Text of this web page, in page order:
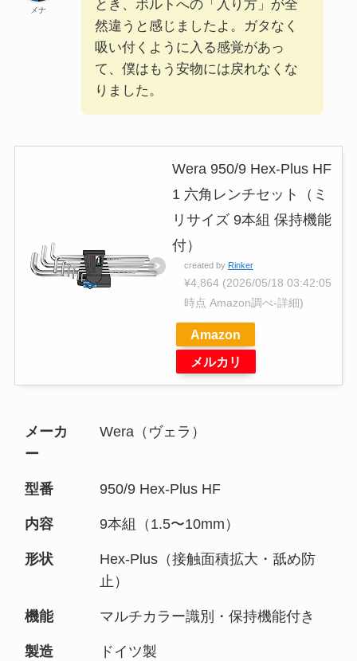
メナ
とき、ボルトへの「入り方」が全
然違うと感じましたよ。ガタなく
吸い付くように入る感覚があっ
て、僕はもう安物には戻れなくな
りました。
Wera 950/9 Hex-Plus HF
1 六角レンチセット（ミ
リサイズ 9本組 保持機能
付）
created by Rinker
¥4,864 (2026/05/18 03:42:05
時点 Amazon調べ-詳細)
Amazon
メルカリ
メーカ
ー
Wera（ヴェラ）
型番 950/9 Hex-Plus HF
内容 9本組（1.5〜10mm）
形状
Hex-Plus（接触面積拡大・舐め防
止）
機能 マルチカラー識別・保持機能付き
製造 ドイツ製